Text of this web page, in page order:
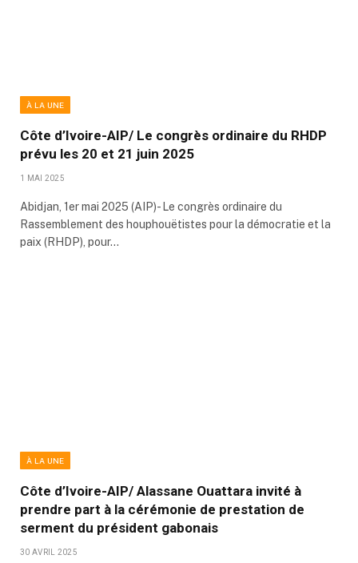
À LA UNE
Côte d’Ivoire-AIP/ Le congrès ordinaire du RHDP
prévu les 20 et 21 juin 2025
1 MAI 2025
Abidjan, 1er mai 2025 (AIP)- Le congrès ordinaire du
Rassemblement des houphouëtistes pour la démocratie et la
paix (RHDP), pour…
À LA UNE
Côte d’Ivoire-AIP/ Alassane Ouattara invité à
prendre part à la cérémonie de prestation de
serment du président gabonais
30 AVRIL 2025